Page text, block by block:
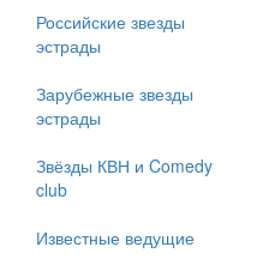
Российские звезды
эстрады
Зарубежные звезды
эстрады
Звёзды КВН и Comedy
club
Известные ведущие